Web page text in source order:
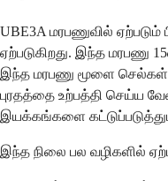
UBE3A மரபணுவில்
ஏற்படுகிறது. இந்த மரபணு
இந்த மரபணு மூளை செல்கள்
புரதத்தை உற்பத்தி செய்ய
இயக்கங்களை
இந்த நிலை பல வழிகளில்